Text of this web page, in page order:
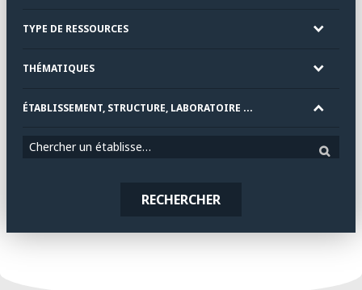
TYPE DE RESSOURCES
THÉMATIQUES
ÉTABLISSEMENT, STRUCTURE, LABORATOIRE ...
Chercher un établissement
RECHERCHER